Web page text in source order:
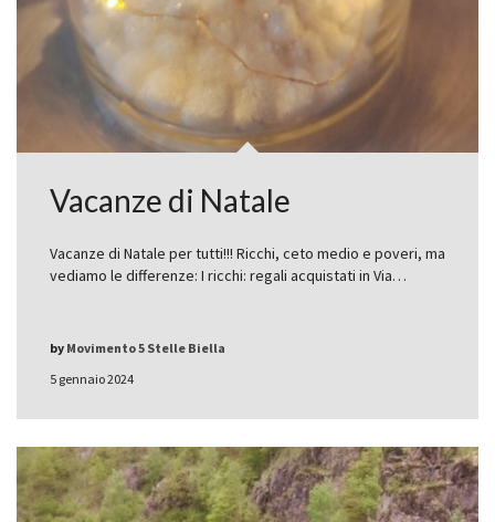
Vacanze di Natale
Vacanze di Natale per tutti!!! Ricchi, ceto medio e poveri, ma
vediamo le differenze: I ricchi: regali acquistati in Via…
5 gennaio 2024
by Movimento 5 Stelle Biella